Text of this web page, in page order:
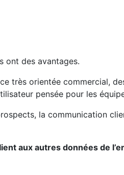
ont des avantages.
très orientée commercial,
pensée pour les
la communication
aux autres données de